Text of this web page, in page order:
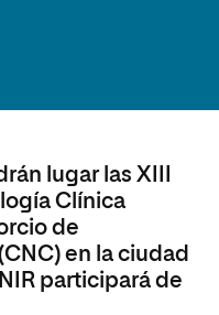
lugar las XIII
Clínica
de
en la ciudad
participará de